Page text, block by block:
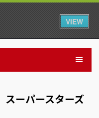
スーパースターズ
VIEW